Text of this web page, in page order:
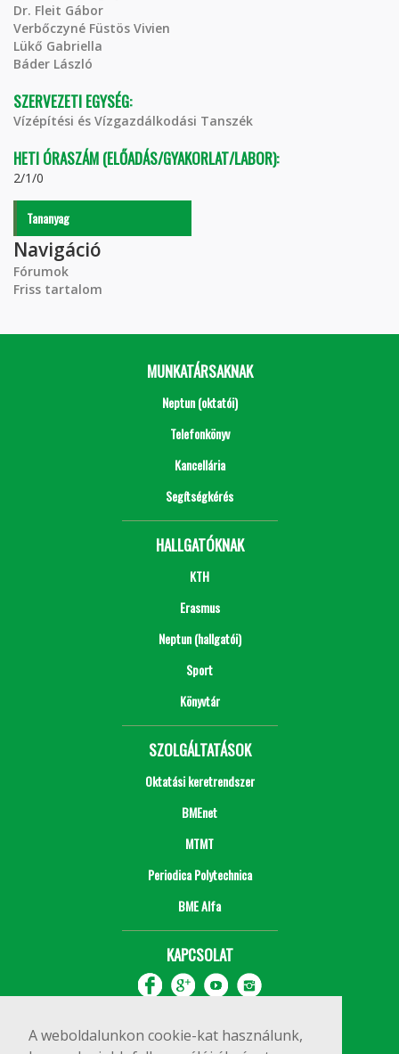
A weboldalunkon cookie-kat használunk,
Dr. Fleit Gábor
Verbőczyné Füstös Vivien
Lükő Gabriella
Báder László
SZERVEZETI EGYSÉG:
Vízépítési és Vízgazdálkodási Tanszék
HETI ÓRASZÁM (ELŐADÁS/GYAKORLAT/LABOR):
2/1/0
Tananyag
Navigáció
Fórumok
Friss tartalom
MUNKATÁRSAKNAK
Neptun (oktatói)
Telefonkönyv
Kancellária
Segítségkérés
HALLGATÓKNAK
KTH
Erasmus
Neptun (hallgatói)
Sport
Könyvtár
SZOLGÁLTATÁSOK
Oktatási keretrendszer
BMEnet
MTMT
Periodica Polytechnica
BME Alfa
KAPCSOLAT